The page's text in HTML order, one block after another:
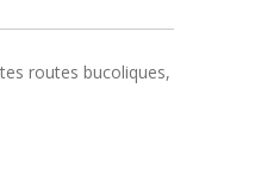
routes bucoliques,